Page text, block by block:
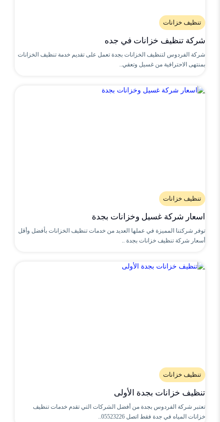
تنظيف خزانات
شركة تنظيف خزانات في جده
شركة الفردوس لتنظيف الخزانات بجدة تعمل على تقديم خدمة تنظيف الخزانات
بمنتهى الاحترافية من غسيل وتعقي..
تنظيف خزانات
اسعار شركة غسيل وخزانات بجدة
توفر شركتنا المميزة في عملها العديد من خدمات تنظيف الخزانات بأفضل وأقل
أسعار شركة تنظيف خزانات بجدة ..
تنظيف خزانات
تنظيف خزانات بجدة الأولى
تعتبر شركة الفردوس بجدة من أفضل الشركات التي تقدم خدمات تنظيف
خزانات المياه في جدة فقط اتصل 05523226..